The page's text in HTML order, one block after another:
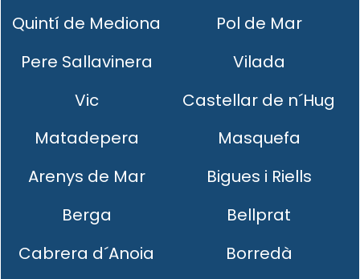
Quintí de Mediona
Pol de Mar
Pere Sallavinera
Vilada
Vic
Castellar de n´Hug
Matadepera
Masquefa
Arenys de Mar
Bigues i Riells
Berga
Bellprat
Cabrera d´Anoia
Borredà